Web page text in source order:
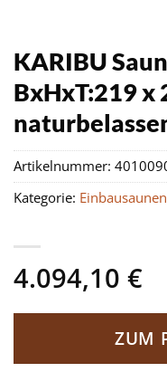
KARIBU
BxHxT:219 x
4.094,10 €
ZUM
Artikelnummer:
Kategorie: Einbausaunen